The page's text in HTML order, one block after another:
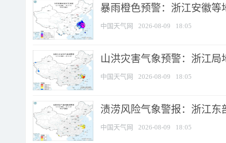
暴雨橙色预警：浙江安徽等
中国天气网 2026-08-09 18:05
山洪灾害气象预警：浙江
中国天气网 2026-08-09 18:05
渍涝风险气象警报：浙江
中国天气网 2026-08-09 18:05